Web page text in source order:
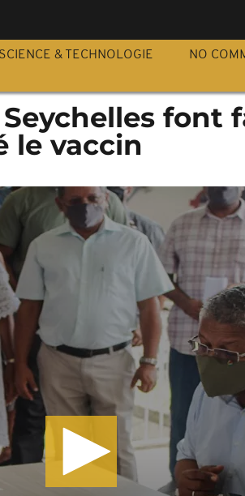
SCIENCE & TECHNOLOGIE NO
Seychelles font
le vaccin